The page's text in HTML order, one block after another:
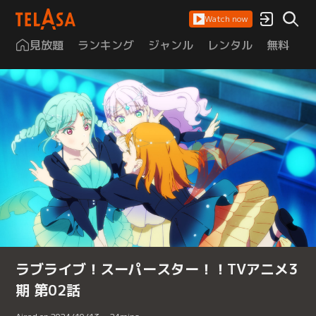
Watch now
見放題 ランキング ジャンル レンタル 無料
ラブライブ！スーパースター！！TVアニメ3
期 第02話